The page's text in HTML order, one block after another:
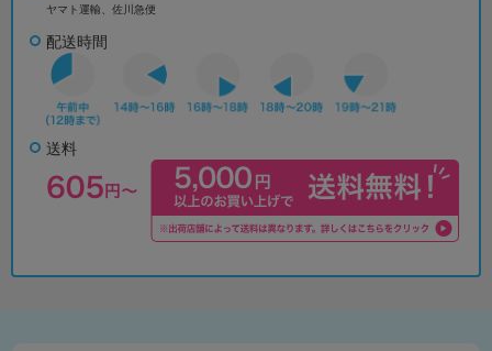
ヤマト運輸、佐川急便
配送時間
送料